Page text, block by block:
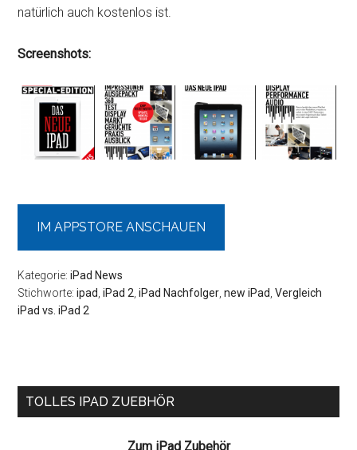
natürlich auch kostenlos ist.
Screenshots:
IM APPSTORE ANSCHAUEN
Kategorie:iPad News
Stichworte:ipad ,iPad 2 ,iPad Nachfolger ,new iPad ,Vergleich
iPad vs. iPad 2
Seitenspalte
TOLLES IPAD ZUEBHÖR
Zum iPad Zubehör